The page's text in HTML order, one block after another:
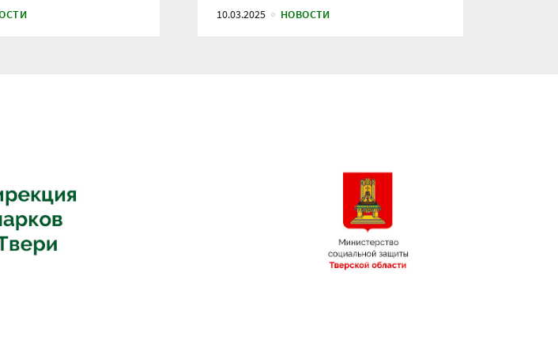
10.03.2025 НОВОСТИ